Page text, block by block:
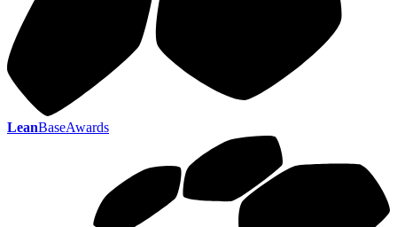
LeanBaseAwards